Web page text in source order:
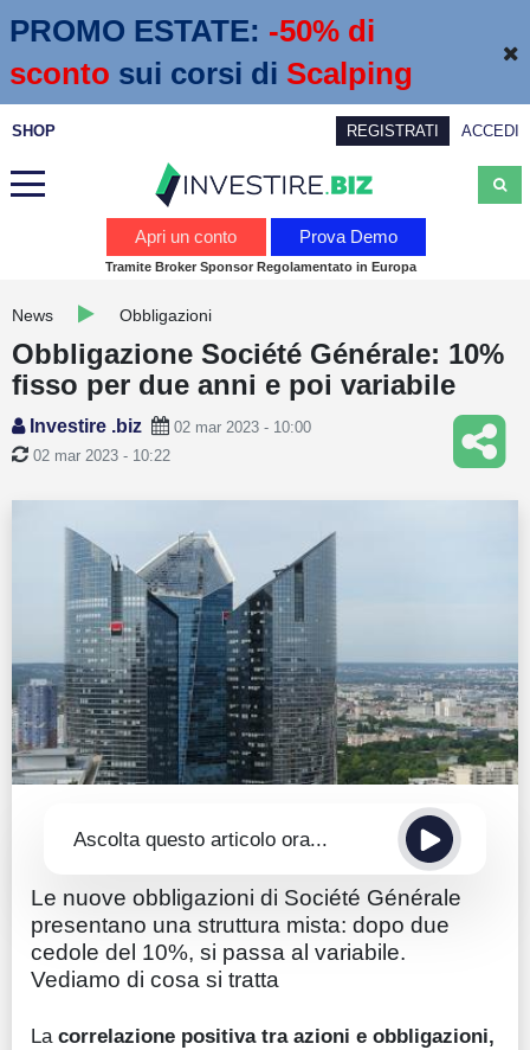
PROMO ESTATE: -50% di
sconto sui corsi di Scalping
SHOP REGISTRATI ACCEDI
Calendario economico
Webinar
Servizi
Guide
Quotazioni
Conto IG
Guru Monitor
Stagionalità
Apri un conto Prova Demo
Tramite Broker Sponsor Regolamentato in Europa
News Obbligazioni
Obbligazione Société Générale: 10%
fisso per due anni e poi variabile
Investire .biz
02 mar 2023 - 10:00
02 mar 2023 - 10:22
Ascolta questo articolo ora...
Le nuove obbligazioni di Société Générale
presentano una struttura mista: dopo due
cedole del 10%, si passa al variabile.
Vediamo di cosa si tratta
La correlazione positiva tra azioni e obbligazioni,